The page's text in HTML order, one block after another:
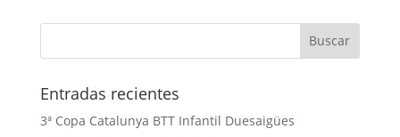
Entradas recientes
3ª Copa Catalunya BTT Infantil Duesaigües